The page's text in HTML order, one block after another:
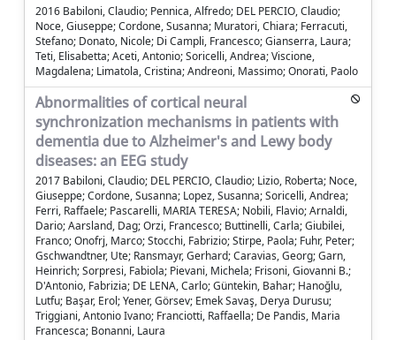
2016 Babiloni, Claudio; Pennica, Alfredo; DEL PERCIO, Claudio;
Noce, Giuseppe; Cordone, Susanna; Muratori, Chiara; Ferracuti,
Stefano; Donato, Nicole; Di Campli, Francesco; Gianserra, Laura;
Teti, Elisabetta; Aceti, Antonio; Soricelli, Andrea; Viscione,
Magdalena; Limatola, Cristina; Andreoni, Massimo; Onorati, Paolo
Abnormalities of cortical neural
synchronization mechanisms in patients with
dementia due to Alzheimer's and Lewy body
diseases: an EEG study
2017 Babiloni, Claudio; DEL PERCIO, Claudio; Lizio, Roberta; Noce,
Giuseppe; Cordone, Susanna; Lopez, Susanna; Soricelli, Andrea;
Ferri, Raffaele; Pascarelli, MARIA TERESA; Nobili, Flavio; Arnaldi,
Dario; Aarsland, Dag; Orzi, Francesco; Buttinelli, Carla; Giubilei,
Franco; Onofrj, Marco; Stocchi, Fabrizio; Stirpe, Paola; Fuhr, Peter;
Gschwandtner, Ute; Ransmayr, Gerhard; Caravias, Georg; Garn,
Heinrich; Sorpresi, Fabiola; Pievani, Michela; Frisoni, Giovanni B.;
D'Antonio, Fabrizia; DE LENA, Carlo; Güntekin, Bahar; Hanoğlu,
Lutfu; Başar, Erol; Yener, Görsev; Emek Savaş, Derya Durusu;
Triggiani, Antonio Ivano; Franciotti, Raffaella; De Pandis, Maria
Francesca; Bonanni, Laura